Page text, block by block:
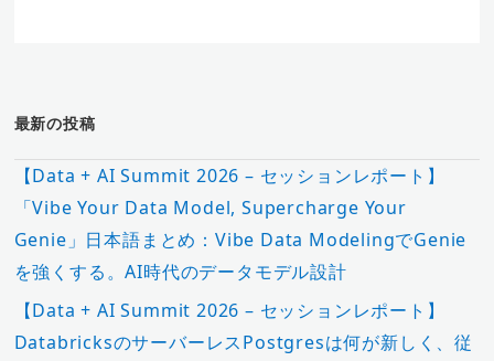
最新の投稿
【Data + AI Summit 2026 – セッションレポート】
「Vibe Your Data Model, Supercharge Your
Genie」日本語まとめ：Vibe Data ModelingでGenie
を強くする。AI時代のデータモデル設計
【Data + AI Summit 2026 – セッションレポート】
DatabricksのサーバーレスPostgresは何が新しく、従